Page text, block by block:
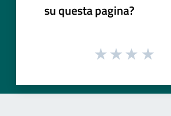
su questa pagina?